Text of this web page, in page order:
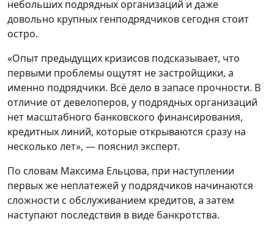
небольших подрядных организаций и даже
довольно крупных генподрядчиков сегодня стоит
остро.
«Опыт предыдущих кризисов подсказывает, что
первыми проблемы ощутят не застройщики, а
именно подрядчики. Всё дело в запасе прочности. В
отличие от девелоперов, у подрядных организаций
нет масштабного банковского финансирования,
кредитных линий, которые открываются сразу на
несколько лет», — пояснил эксперт.
По словам Максима Ельцова, при наступлении
первых же неплатежей у подрядчиков начинаются
сложности с обслуживанием кредитов, а затем
наступают последствия в виде банкротства.